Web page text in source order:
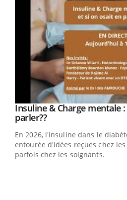
Youtube
Insuline & Charge mentale
parler??Youtube
En 2026, l'insuline dans le
entourée d'idées reçues chez
parfois chez les soignants.